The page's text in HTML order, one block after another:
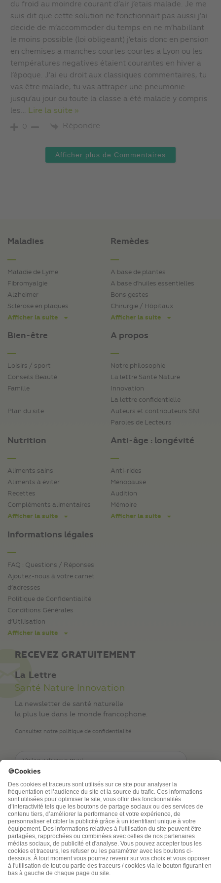
du froid au moindre courant d’air j’etais malade. Je me
suis dit que cette solution ne fonctionnait pas aussi j’ai
decide de m’accommoder du temps en ne m’habillant
le moins possible (loi obligeant) j’etais donc en pension
en chemises a manches courtes courtes a Lyon ou les
températures negatives étaient courantes en hiver a
l’époque. J’ai eu droit aux classiques commentaires, tu
vas être malade, tu vas attraper une pneumonie
jusqu’au jour ou toute la classe a été malade y compris
les… Lire la suite »
0 Répondre
Afficher plus de Commentaires
Maladies
Maladie de Lyme
Fibromyalgie
Alzheimer
Sclérose en plaques
Afficher la suite
Bien-être
Loisirs / sport
Conseils Beauté
Famille
Plan du site
Remèdes
A base de plantes
A base d'huiles essentielles
Bons gestes
Chirurgie / Hôpitaux
Afficher la suite
A propos
Notre philosophie
La lettre Santé Nature
Innovation
La lettre confidentielle
Auteurs et contributeurs SNI
Paroles de Lecteurs
Nutrition
Aliments sains
Aliments à éviter
Recettes
Compléments alimentaires
Afficher la suite
Informations légales
FAQ : Questions / Réponses
Ajoutez-nous à votre carnet
d’adresses
Politique de Confidentialité
Conditions Générales
d’Utilisation
Afficher la suite
Anti-âge : longévité
Anti-rides
Ménopause
Audition
Mémoire
Afficher la suite
RECEVEZ GRATUITEMENT
La Lettre
Santé Nature Innovation
La newsletter de santé naturelle
la plus lue dans le monde francophone.
Consultez notre politique de confidentialité
TSA Publications SA collecte mes nom, prénom,
adresse de messagerie électronique et numéro de
téléphone afin de répondre aux demandes de
renseignements. Ce traitement est nécessaire à
l’exécution des mesures sollicitées. Pour en savoir
plus sur vos droits vous pouvez consulter notre
politique de confidentialité